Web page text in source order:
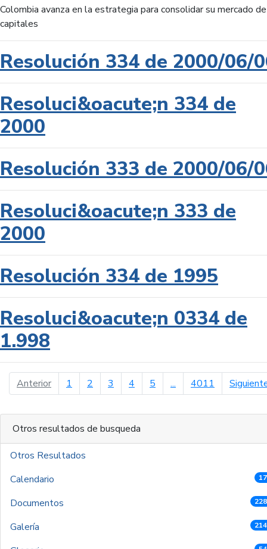
Colombia avanza en la estrategia para consolidar su mercado de
capitales
Resolución 334 de 2000/06/
Resoluci&oacute;n 334 de
2000
Resolución 333 de 2000/06/
Resoluci&oacute;n 333 de
2000
Resolución 334 de 1995
Resoluci&oacute;n 0334 de
1.998
Anteriorpágina anterior
1 2 3 4 5 ... 4011
Otros resultados de busqueda
Otros Resultados
Calendario
Documentos
Galería